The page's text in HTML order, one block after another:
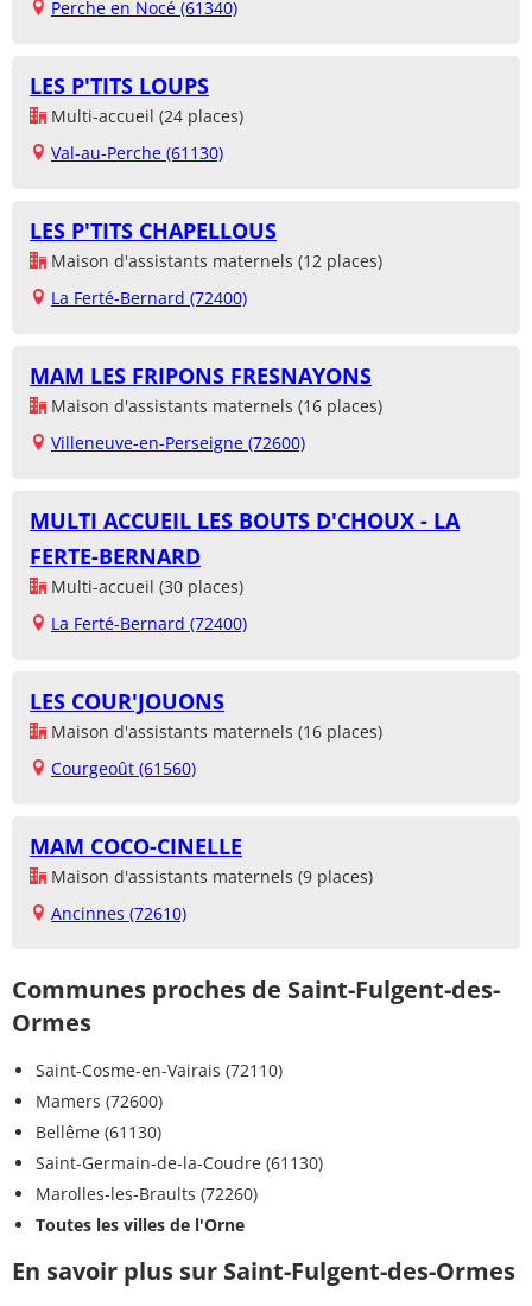
Perche en Nocé (61340)
LES P'TITS LOUPS
Multi-accueil (24 places)
Val-au-Perche (61130)
LES P'TITS CHAPELLOUS
Maison d'assistants maternels (12 places)
La Ferté-Bernard (72400)
MAM LES FRIPONS FRESNAYONS
Maison d'assistants maternels (16 places)
Villeneuve-en-Perseigne (72600)
MULTI ACCUEIL LES BOUTS D'CHOUX - LA
FERTE-BERNARD
Multi-accueil (30 places)
La Ferté-Bernard (72400)
LES COUR'JOUONS
Maison d'assistants maternels (16 places)
Courgeoût (61560)
MAM COCO-CINELLE
Maison d'assistants maternels (9 places)
Ancinnes (72610)
Communes proches de Saint-Fulgent-des-
Ormes
Saint-Cosme-en-Vairais (72110)
Mamers (72600)
Bellême (61130)
Saint-Germain-de-la-Coudre (61130)
Marolles-les-Braults (72260)
Toutes les villes de l'Orne
En savoir plus sur Saint-Fulgent-des-Ormes